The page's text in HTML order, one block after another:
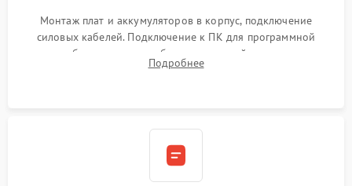
Монтаж плат и аккумуляторов в корпус, подключение
силовых кабелей. Подключение к ПК для программной
калибровки констант батареи, настройки порогов
срабатывания AVR и сброса счетчиков старения АКБ.
Подробнее